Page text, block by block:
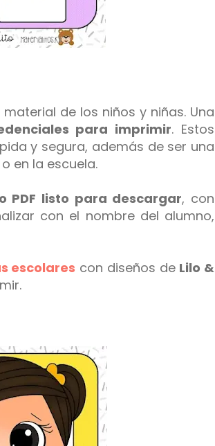
de los niños y niñas. Una
para imprimir. Estos
y segura, además de ser una
en la escuela.
PDF listo para descargar, con
con el nombre del alumno,
escolares con diseños de Lilo &